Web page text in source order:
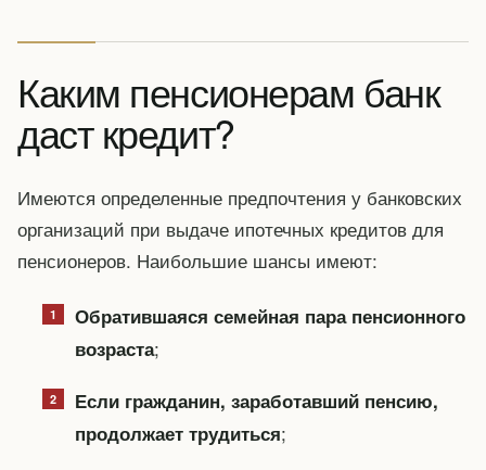
Каким пенсионерам банк
даст кредит?
Имеются определенные предпочтения у банковских
организаций при выдаче ипотечных кредитов для
пенсионеров. Наибольшие шансы имеют:
Обратившаяся семейная пара пенсионного
возраста;
Если гражданин, заработавший пенсию,
продолжает трудиться;